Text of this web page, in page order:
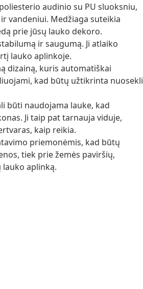
audinio su PU sluoksniu,
vandeniui. Medžiaga suteikia
prie jūsų lauko dekoro.
ir saugumą. Ji atlaiko
lauko aplinkoje.
dizainą, kuris automatiškai
kad būtų užtikrinta nuosekli
būti naudojama lauke, kad
Ji taip pat tarnauja viduje,
kaip reikia.
priemonėmis, kad būtų
tiek prie žemės paviršių,
aplinką.